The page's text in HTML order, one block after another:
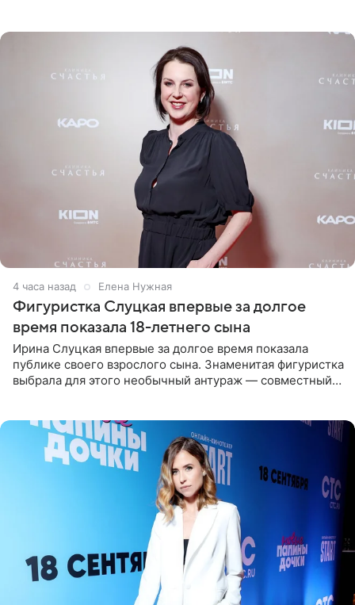
4 часа назад Елена Нужная
Фигуристка Слуцкая впервые за долгое
время показала 18-летнего сына
Ирина Слуцкая впервые за долгое время показала
публике своего взрослого сына. Знаменитая фигуристка
выбрала для этого необычный антураж — совместный